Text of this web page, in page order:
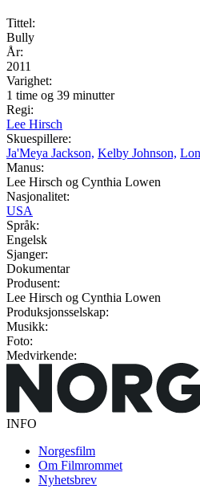
Tittel:
Bully
År:
2011
Varighet:
1 time og 39 minutter
Regi:
Lee Hirsch
Skuespillere:
Ja'Meya Jackson, Kelby Johnson,
Manus:
Lee Hirsch og Cynthia Lowen
Nasjonalitet:
USA
Språk:
Engelsk
Sjanger:
Dokumentar
Produsent:
Lee Hirsch og Cynthia Lowen
Produksjonsselskap:
Musikk:
Foto:
Medvirkende:
INFO
Norgesfilm
Om Filmrommet
Nyhetsbrev